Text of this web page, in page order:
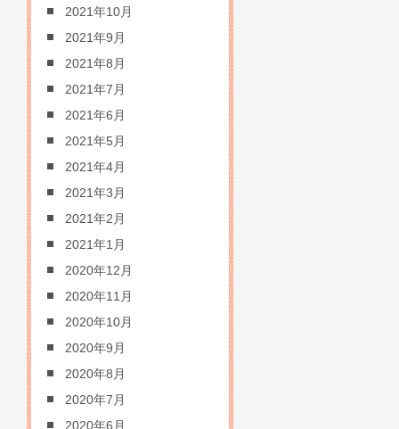
2021年10月
2021年9月
2021年8月
2021年7月
2021年6月
2021年5月
2021年4月
2021年3月
2021年2月
2021年1月
2020年12月
2020年11月
2020年10月
2020年9月
2020年8月
2020年7月
2020年6月